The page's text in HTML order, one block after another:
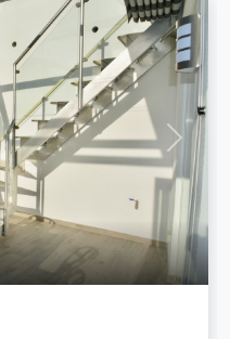
Next